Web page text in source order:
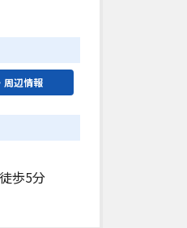
周辺情報
歩5分